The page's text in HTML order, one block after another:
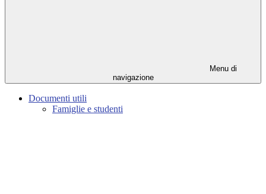
Menu di
navigazione
Documenti utili
Famiglie e studenti